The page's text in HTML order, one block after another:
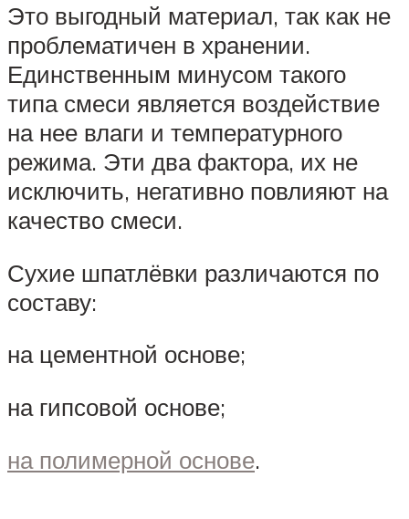
Это выгодный материал, так как не
проблематичен в хранении.
Единственным минусом такого
типа смеси является воздействие
на нее влаги и температурного
режима. Эти два фактора, их не
исключить, негативно повлияют на
качество смеси.
Сухие шпатлёвки различаются по
составу:
на цементной основе;
на гипсовой основе;
на полимерной основе.